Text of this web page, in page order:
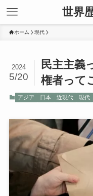
世界
ホーム 現代
民主主義
権者って
2024
5/20
アジア 日本 近現代 現代